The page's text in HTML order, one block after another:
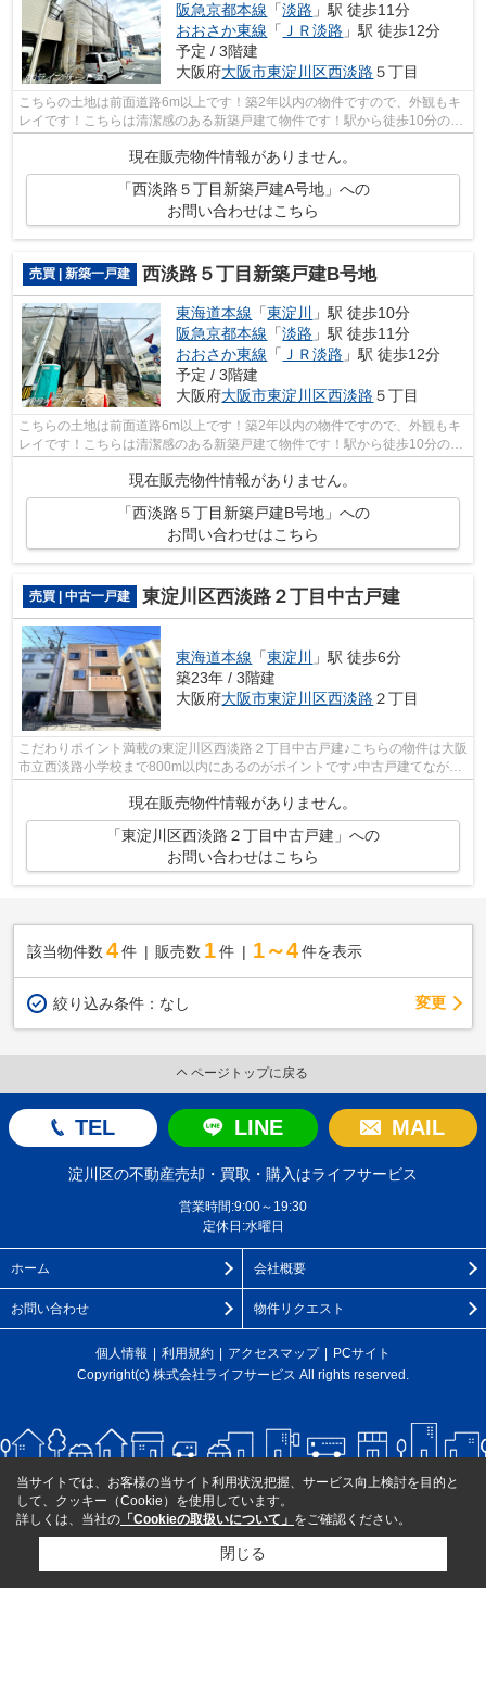
阪急京都本線 「淡路 」駅 徒歩11分
おおさか東線 「 ＪＲ淡路 」駅 徒歩12分
予定 / 3階建
大阪府大阪市東淀川区西淡路 ５丁目
こちらの土地は前面道路6m以上です！築2年以内の物件ですので、外観もキ
レイです！こちらは清潔感のある新築戸建て物件です！駅から徒歩10分の場
現在販売物件情報がありません。
「西淡路５丁目新築戸建A号地」への
お問い合わせはこちら
売買 | 新築一戸建 西淡路５丁目新築戸建B号地
東海道本線 「東淀川
」駅 徒歩10分
阪急京都本線 「淡路 」駅 徒歩11分
おおさか東線 「 ＪＲ淡路 」駅 徒歩12分
予定 / 3階建
大阪府大阪市東淀川区西淡路 ５丁目
こちらの土地は前面道路6m以上です！築2年以内の物件ですので、外観もキ
レイです！こちらは清潔感のある新築戸建て物件です！駅から徒歩10分の場
所に位置する物件です！大阪市東淀川区...
現在販売物件情報がありません。
「西淡路５丁目新築戸建B号地」への
お問い合わせはこちら
売買 | 中古一戸建 東淀川区西淡路２丁目中古戸建
東海道本線 「東淀川
」駅 徒歩6分
築23年 / 3階建
大阪府大阪市東淀川区西淡路 ２丁目
こだわりポイント満載の東淀川区西淡路２丁目中古戸建♪こちらの物件は大阪
市立西淡路小学校まで800m以内にあるのがポイントです♪中古戸建てなが
現在販売物件情報がありません。
「東淀川区西淡路２丁目中古戸建」への
お問い合わせはこちら
該当物件数 4件 販売数 1 件 1～4 件を表示
絞り込み条件： なし 変更
ページトップに戻る
TEL LINE MAIL
淀川区の不動産売却・買取・購入はライフサービス
営業時間:9:00～19:30
定休日:水曜日
ホーム 会社概要
お問い合わせ 物件リクエスト
個人情報 利用規約 アクセスマップ
PCサイト
Copyright(c) 株式会社ライフサービス All rights reserved.
当サイトでは、お客様の当サイト利用状況把握、サービス向上検討を目的と
して、クッキー（Cookie）を使用しています。
詳しくは、当社の 「Cookieの取扱いについて」 をご確認ください。
閉じる